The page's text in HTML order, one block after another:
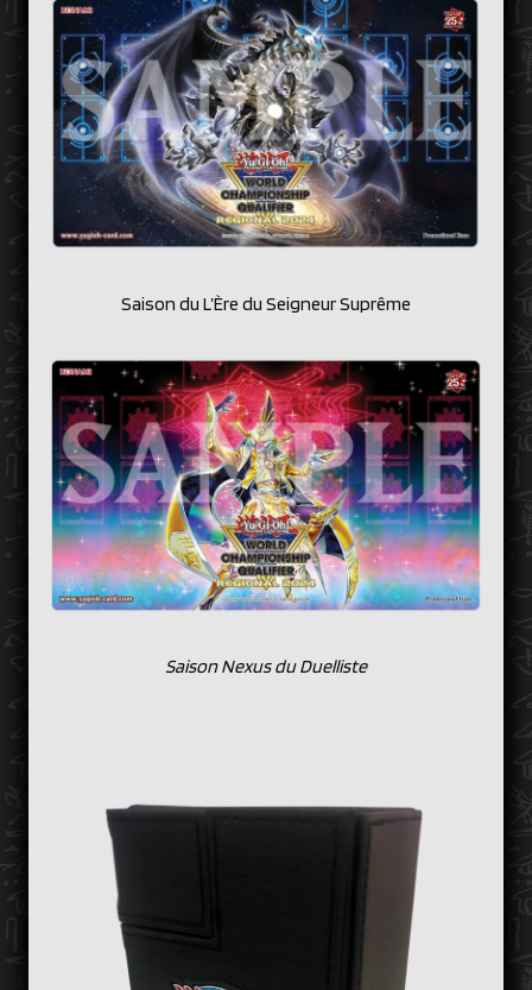
Saison du L’Ère du Seigneur Suprême
Saison Nexus du Duelliste